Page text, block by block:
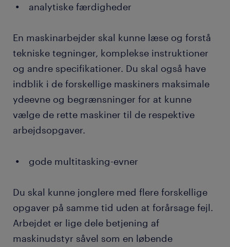
analytiske færdigheder
En maskinarbejder skal kunne læse og forstå
tekniske tegninger, komplekse instruktioner
og andre specifikationer. Du skal også have
indblik i de forskellige maskiners maksimale
ydeevne og begrænsninger for at kunne
vælge de rette maskiner til de respektive
arbejdsopgaver.
gode multitasking-evner
Du skal kunne jonglere med flere forskellige
opgaver på samme tid uden at forårsage fejl.
Arbejdet er lige dele betjening af
maskinudstyr såvel som en løbende